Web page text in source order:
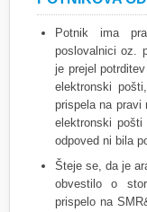
Potnik ima
poslovalnici oz.
je prejel
elektronski
prispela na pravi
elektronski
odpoved ni bila
Šteje se, da je
obvestilo o
prispelo na